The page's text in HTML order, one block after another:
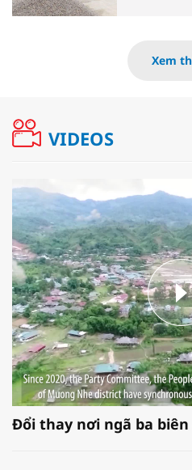
Xem
VIDEOS
Đổi thay nơi ngã ba